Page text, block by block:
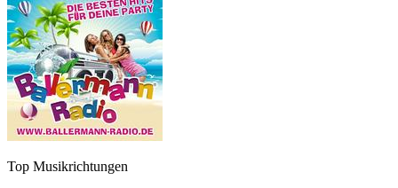
Top Musikrichtungen